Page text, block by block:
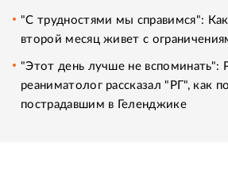
"С трудностями мы справимся":
второй месяц живет с
"Этот день лучше не вспоминать":
реаниматолог рассказал "РГ", как
пострадавшим в Геленджике